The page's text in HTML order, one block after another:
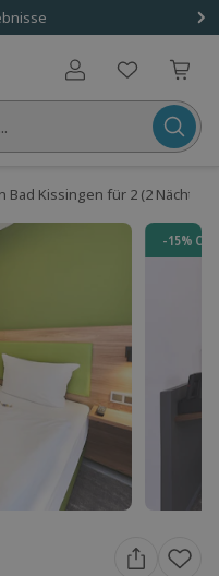
Benutzerkonto
Bad Kissingen für 2 (2 Nächte)
-15%